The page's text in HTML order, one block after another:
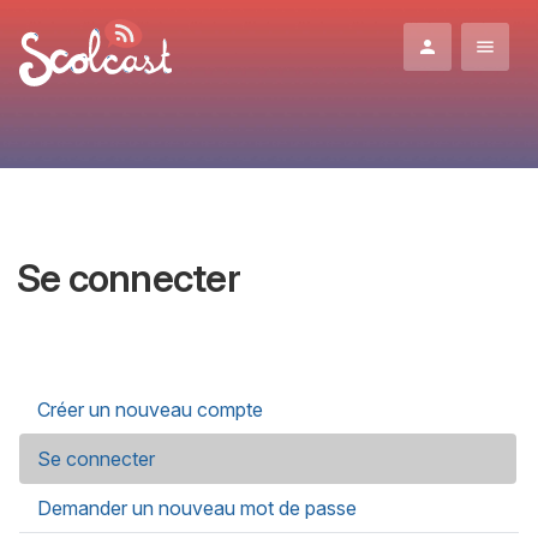
Se connecter
Onglets principaux
Créer un nouveau compte
Se connecter
Demander un nouveau mot de passe